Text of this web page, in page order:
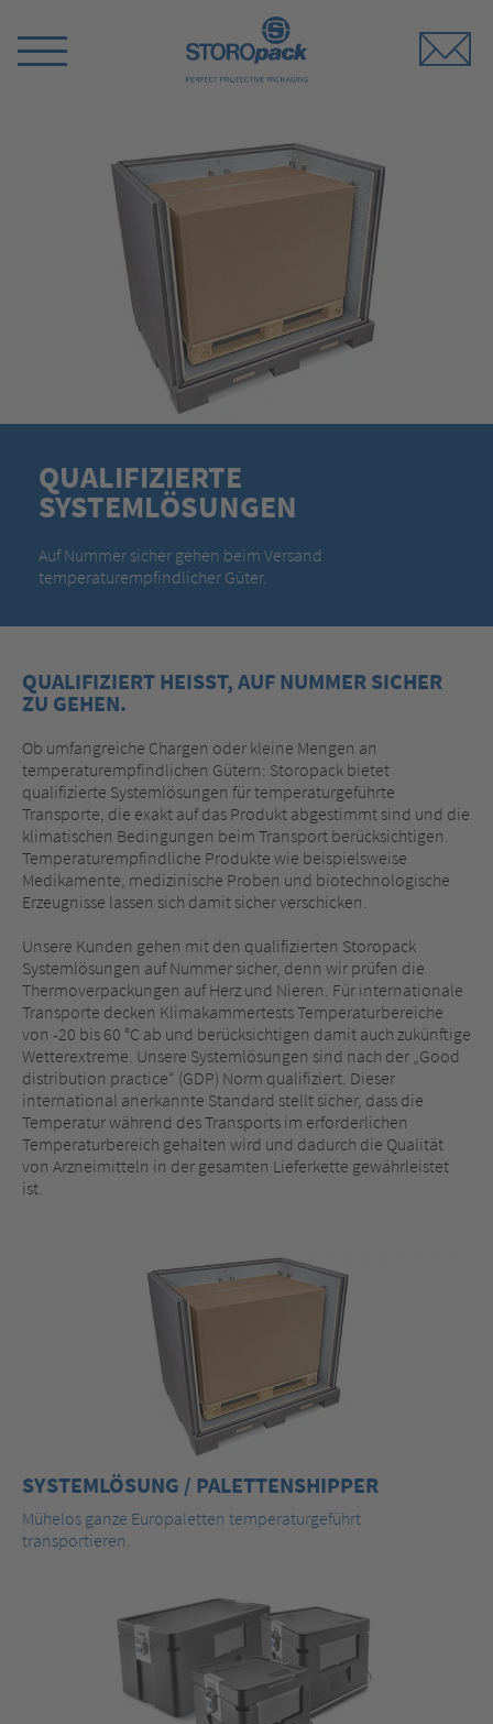
Menü
QUALIFIZIERTE
SYSTEMLÖSUNGEN
Auf Nummer sicher gehen beim Versand
temperaturempfindlicher Güter.
QUALIFIZIERT HEISST, AUF NUMMER SICHER
ZU GEHEN.
Ob umfangreiche Chargen oder kleine Mengen an
temperaturempfindlichen Gütern: Storopack bietet
qualifizierte Systemlösungen für temperaturgeführte
Transporte, die exakt auf das Produkt abgestimmt sind und die
klimatischen Bedingungen beim Transport berücksichtigen.
Temperaturempfindliche Produkte wie beispielsweise
Medikamente, medizinische Proben und biotechnologische
Erzeugnisse lassen sich damit sicher verschicken.
Unsere Kunden gehen mit den qualifizierten Storopack
Systemlösungen auf Nummer sicher, denn wir prüfen die
Thermoverpackungen auf Herz und Nieren. Für internationale
Transporte decken Klimakammertests Temperaturbereiche
von -20 bis 60 °C ab und berücksichtigen damit auch zukünftige
Wetterextreme. Unsere Systemlösungen sind nach der „Good
distribution practice“ (GDP) Norm qualifiziert. Dieser
international anerkannte Standard stellt sicher, dass die
Temperatur während des Transports im erforderlichen
Temperaturbereich gehalten wird und dadurch die Qualität
von Arzneimitteln in der gesamten Lieferkette gewährleistet
ist.
SYSTEMLÖSUNG / PALETTENSHIPPER
Mühelos ganze Europaletten temperaturgeführt
transportieren.